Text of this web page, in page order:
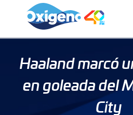
Haaland marcó
en goleada del
City